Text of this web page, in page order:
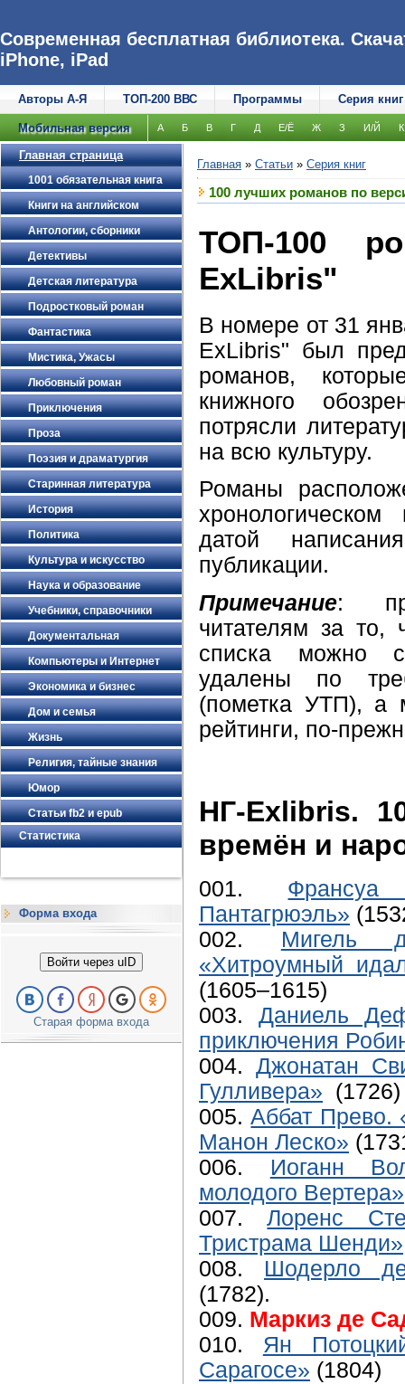
Современная бесплатная библиотека.
iPhone, iPad
Авторы А-Я ТОП-200 ВВС Программы Серия книг
Мобильная версия А Б В Г Д Е/Ё Ж З И/Й К
Главная страница
1001 обязательная книга
Книги на английском
Антологии, сборники
Детективы
Детская литература
Подростковый роман
Фантастика
Мистика, Ужасы
Любовный роман
Приключения
Проза
Поэзия и драматургия
Старинная литература
История
Политика
Культура и искусство
Наука и образование
Учебники, справочники
Документальная
Компьютеры и Интернет
Экономика и бизнес
Дом и семья
Жизнь
Религия, тайные знания
Юмор
Статьи fb2 и epub
Статистика
Форма входа
Войти через uID
Старая форма входа
Главная » Статьи » Серия книг
100 лучших романов по
ТОП-100
ExLibris"
В номере от 31
ExLibris" был
романов,
книжного
потрясли
на всю культуру.
Романы
датой
публикации.
Примечание:
читателям за то,
списка можно
удалены по
(пометка УТП), а
рейтинги, по-
НГ-Exlibris.
времён и
001.
Пантагрюэль»
002. Мигель
«Хитроумный
(1605–1615)
003. Даниель
приключения
004.Джонатан
Гулливера» (1726)
005.Аббат Прево.
Манон Леско»
006. Иоганн
молодого Вертера»
007.Лоренс
Тристрама Шенди»
008. Шодерло
(1782).
009. Маркиз де
010. Ян
Сарагосе» (1804)